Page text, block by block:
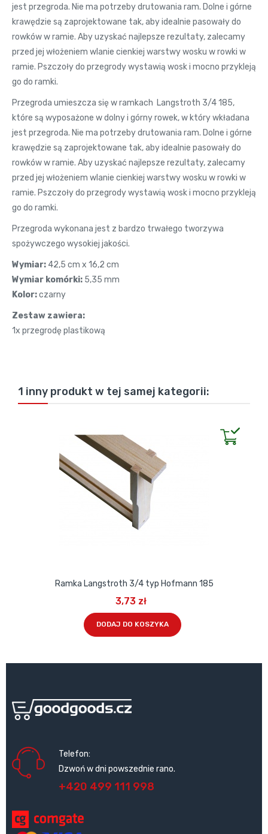
jest przegroda. Nie ma potrzeby drutowania ram. Dolne i górne
krawędzie są zaprojektowane tak, aby idealnie pasowały do
rowków w ramie. Aby uzyskać najlepsze rezultaty, zalecamy
przed jej włożeniem wlanie cienkiej warstwy wosku w rowki w
ramie. Pszczoły do przegrody wystawią wosk i mocno przykleją
go do ramki.
Przegroda umieszcza się w ramkach Langstroth 3/4 185,
które są wyposażone w dolny i górny rowek, w który wkładana
jest przegroda. Nie ma potrzeby drutowania ram. Dolne i górne
krawędzie są zaprojektowane tak, aby idealnie pasowały do
rowków w ramie. Aby uzyskać najlepsze rezultaty, zalecamy
przed jej włożeniem wlanie cienkiej warstwy wosku w rowki w
ramie. Pszczoły do przegrody wystawią wosk i mocno przykleją
go do ramki.
Przegroda wykonana jest z bardzo trwałego tworzywa
spożywczego wysokiej jakości.
Wymiar: 42,5 cm x 16,2 cm
Wymiar komórki: 5,35 mm
Kolor:czarny
Zestaw zawiera:
1x przegrodę plastikową
1 inny produkt w tej samej kategorii:
Ramka Langstroth 3/4 typ Hofmann 185
3,73 zł
DODAJ DO KOSZYKA
Telefon:
Dzwoń w dni powszednie rano.
+420 499 111 998